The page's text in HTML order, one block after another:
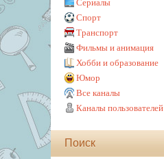
Сериалы
Спорт
Транспорт
Фильмы и анимация
Хобби и образование
Юмор
Все каналы
Каналы пользователей
Поиск